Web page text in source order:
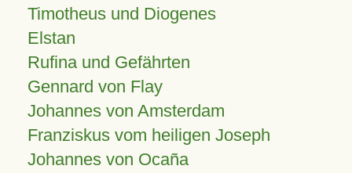
Timotheus und Diogenes
Elstan
Rufina und Gefährten
Gennard von Flay
Johannes von Amsterdam
Franziskus vom heiligen Joseph
Johannes von Ocaña